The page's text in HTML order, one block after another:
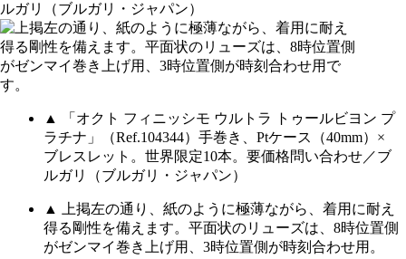
▲ 「オクト フィニッシモ ウルトラ トゥールビヨン プ
ラチナ」（Ref.104344）手巻き、Ptケース（40mm）×
ブレスレット。世界限定10本。要価格問い合わせ／ブ
ルガリ（ブルガリ・ジャパン）
▲ 上掲左の通り、紙のように極薄ながら、着用に耐え
得る剛性を備えます。平面状のリューズは、8時位置側
がゼンマイ巻き上げ用、3時位置側が時刻合わせ用。